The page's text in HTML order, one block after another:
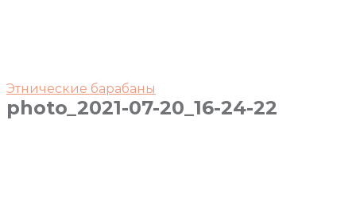
Этнические барабаны
photo_2021-07-20_16-24-22